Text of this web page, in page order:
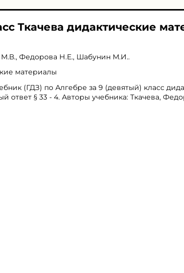
Ткачева дидактические
М.В., Федорова Н.Е., Шабунин М.И..
материалы
(ГДЗ) по Алгебре за 9 (девятый) класс
ответ § 33 - 4. Авторы учебника: Ткачева,